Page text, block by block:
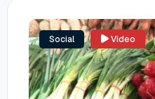
Social Video